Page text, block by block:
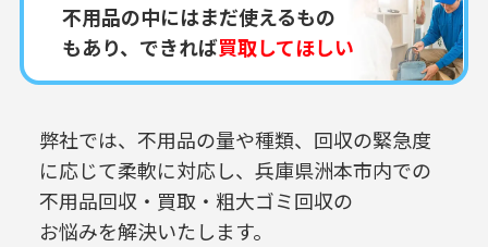
不用品の中にはまだ使えるもの
もあり、できれば買取してほしい
弊社では、不用品の量や種類、回収の緊急度
に応じて柔軟に対応し、 兵庫県洲本市内での
不用品回収・買取・粗大ゴミ回収の
お悩みを解決いたします。